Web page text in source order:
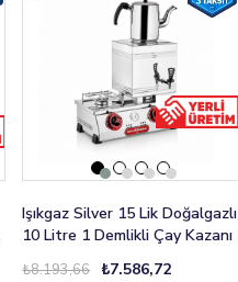
Işıkgaz Silver 15 Lik Doğalgazlı
10 Litre 1 Demlikli Çay Kazanı
₺7.586,72
₺8.193,66